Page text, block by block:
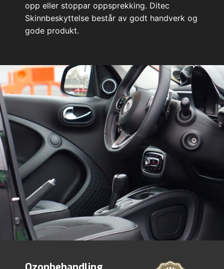
opp eller stoppar oppsprekking. Ditec
Skinnbeskyttelse består av godt handverk og
gode produkt.